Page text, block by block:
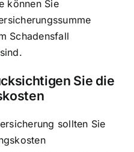
können Sie
Schadensfall
Sie die
sollten Sie